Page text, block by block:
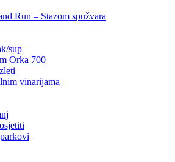
Run – Stazom spužvara
sup
Orka 700
vinarijama